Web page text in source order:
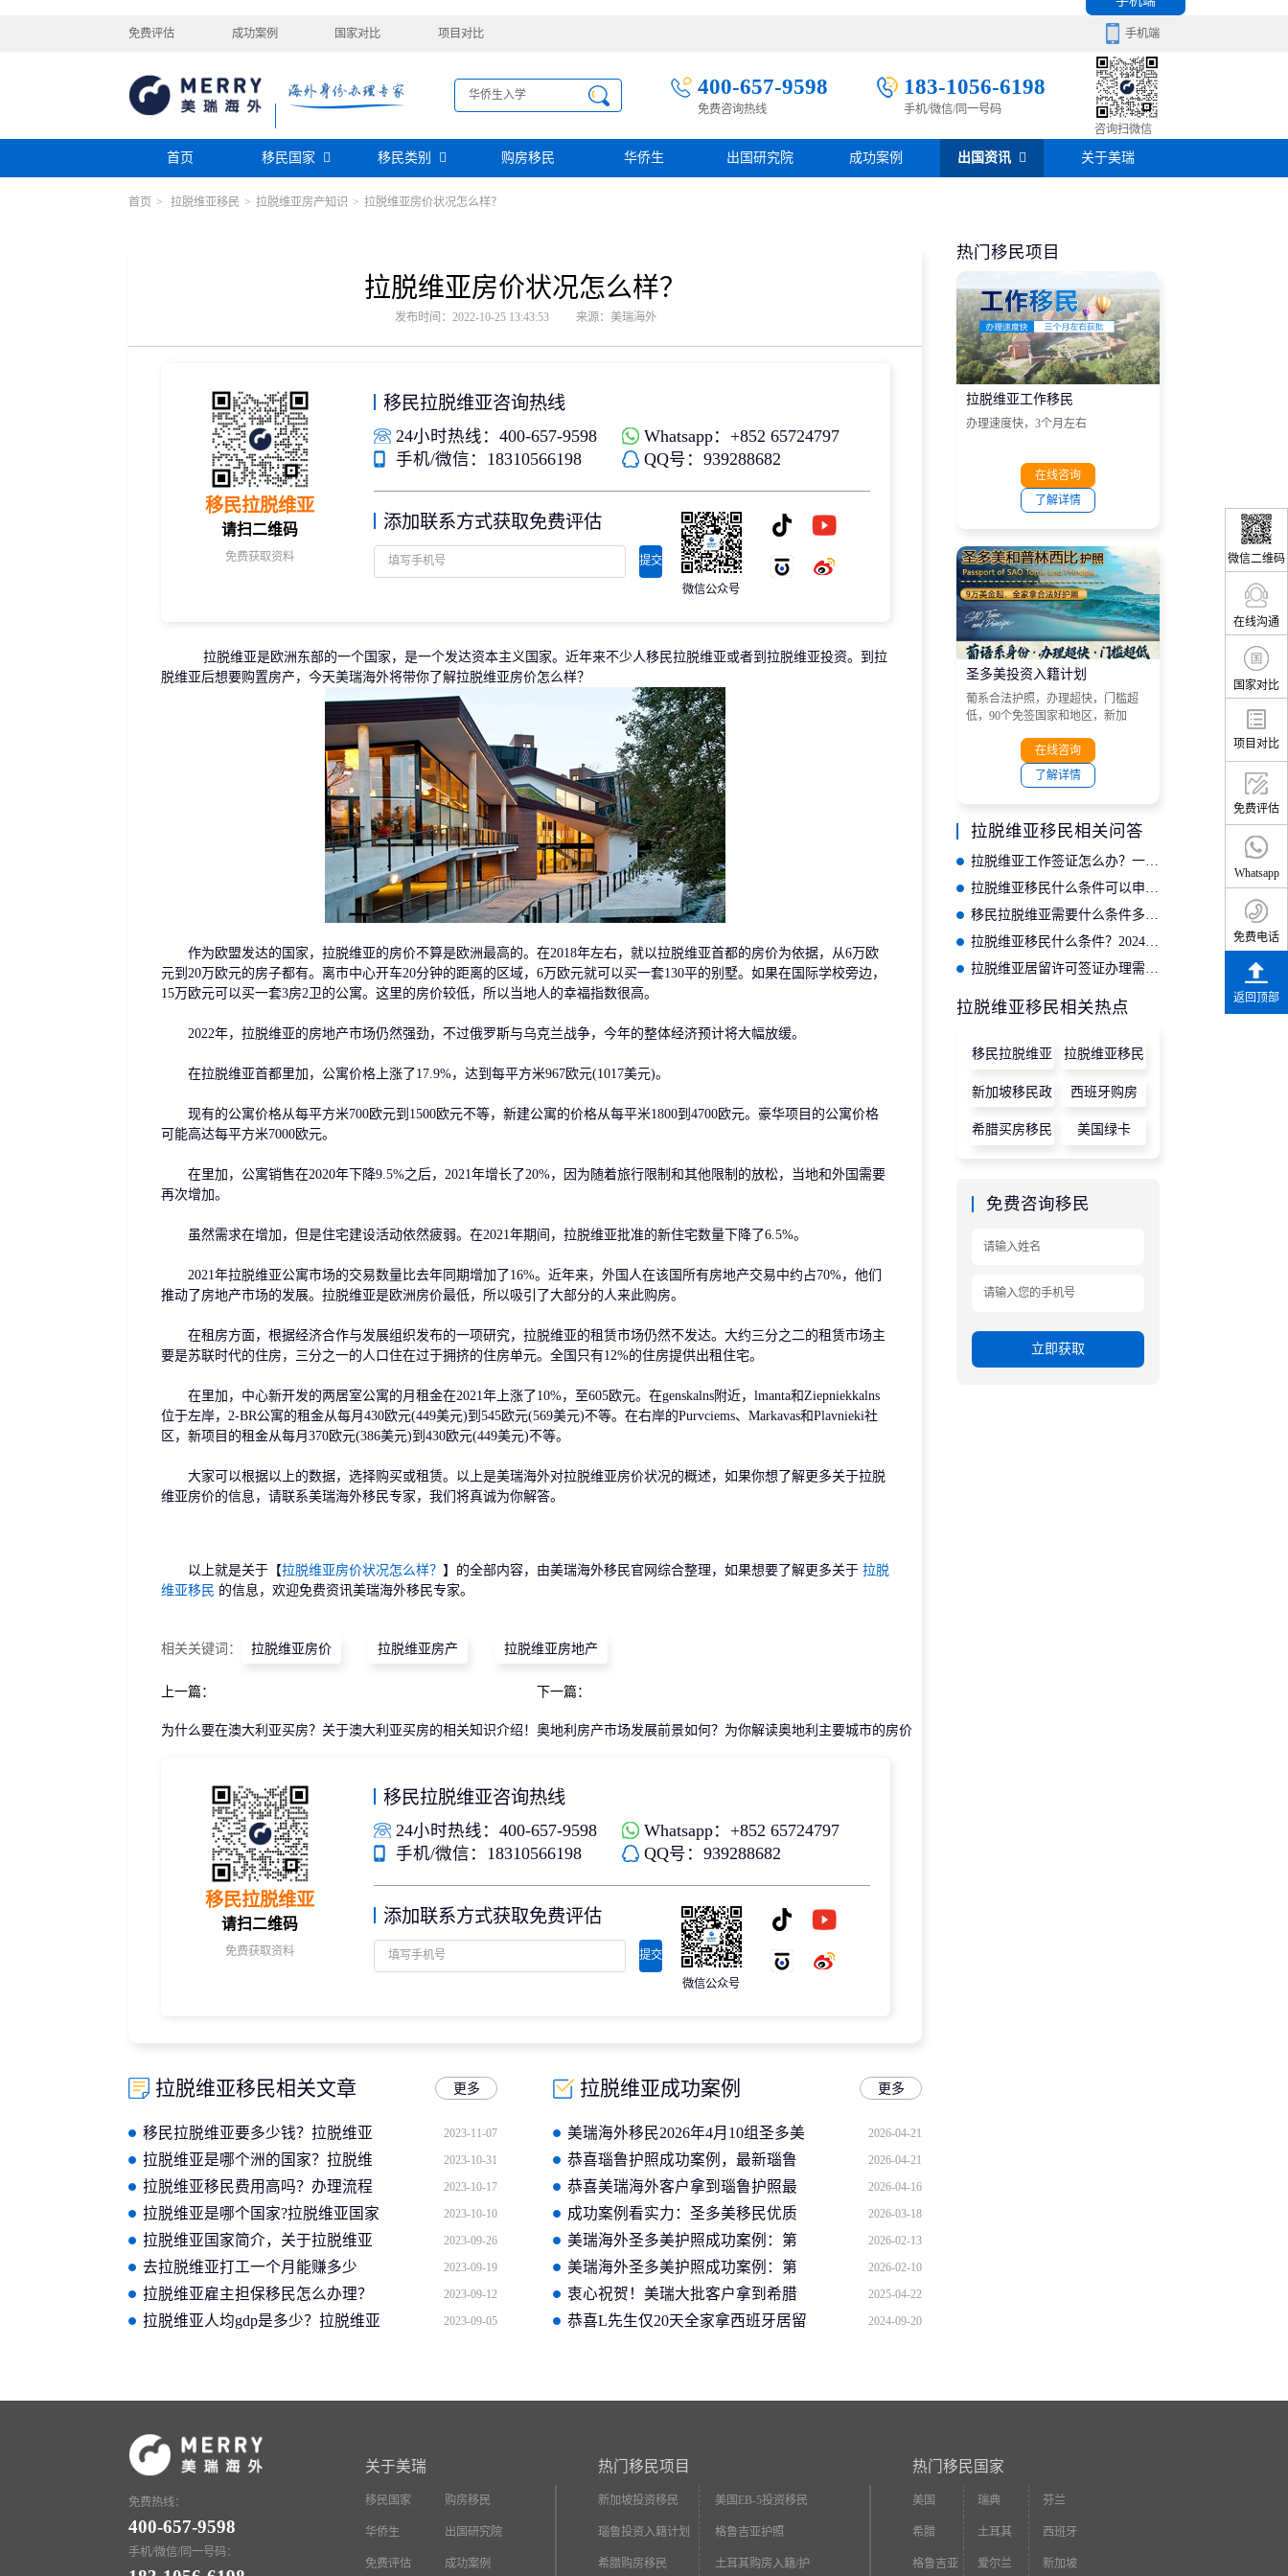
免费评估 成功案例 国家对比 项目对比 手机端
400-657-9598
免费咨询热线
183-1056-6198
手机/微信/同一号码
咨询扫微信
首页 移民国家
土耳其 西班牙
葡萄牙
黑山
塞浦路斯
澳大利亚 瑙鲁 瓦努阿图 斐济
新加坡 迪拜
中国香港
菲律宾
在线咨询
移民类别
购房移民 投资移民
新西兰投资移民
美国EB-5投资移民
塞浦路斯购房移民
护照移民
土耳其存款护照
瑙鲁投资入籍计划
格鲁吉亚护照
日本经营·管理签证
新加坡创业自雇EP
芬兰创业自雇移民
捐赠移民
葡萄牙捐赠移民
泰国精英签证
格鲁吉亚护照
圣基茨捐款护照
马耳他捐款投资护照
雇主担保
瑞典雇主担保移民
爱尔兰高管居留计划
土耳其存款护照
斐济存款退休移民
杰出人才
香港优才计划
美国EB1A杰出人才移民
澳洲186、187雇主担保移民
购房移民 华侨生 出国研究院 成功案例 出国资讯
移民百科
房产知识
移民问答
关于美瑞
首页 > 拉脱维亚移民 > 拉脱维亚房产知识 > 拉脱维亚房价状况怎么样？
拉脱维亚房价状况怎么样？
发布时间：2022-10-25 13:43:53 来源：美瑞海外
移民拉脱维亚
请扫二维码
免费获取资料
移民拉脱维亚咨询热线
24小时热线：400-657-9598
Whatsapp：+852 65724797
手机/微信：18310566198
QQ号：939288682
添加联系方式获取免费评估
提交
微信公众号
拉脱维亚是欧洲东部的一个国家，是一个发达资本主义国家。近年来不少人移民拉脱维亚或者到拉脱维亚投资。到拉
脱维亚后想要购置房产，今天美瑞海外将带你了解拉脱维亚房价怎么样？
作为欧盟发达的国家，拉脱维亚的房价不算是欧洲最高的。在2018年左右，就以拉脱维亚首都的房价为依据，从6万欧
元到20万欧元的房子都有。离市中心开车20分钟的距离的区域，6万欧元就可以买一套130平的别墅。如果在国际学校旁边，
15万欧元可以买一套3房2卫的公寓。这里的房价较低，所以当地人的幸福指数很高。
2022年，拉脱维亚的房地产市场仍然强劲，不过俄罗斯与乌克兰战争，今年的整体经济预计将大幅放缓。
在拉脱维亚首都里加，公寓价格上涨了17.9%，达到每平方米967欧元(1017美元)。
现有的公寓价格从每平方米700欧元到1500欧元不等，新建公寓的价格从每平米1800到4700欧元。豪华项目的公寓价格
可能高达每平方米7000欧元。
在里加，公寓销售在2020年下降9.5%之后，2021年增长了20%，因为随着旅行限制和其他限制的放松，当地和外国需要
再次增加。
虽然需求在增加，但是住宅建设活动依然疲弱。在2021年期间，拉脱维亚批准的新住宅数量下降了6.5%。
2021年拉脱维亚公寓市场的交易数量比去年同期增加了16%。近年来，外国人在该国所有房地产交易中约占70%，他们
推动了房地产市场的发展。拉脱维亚是欧洲房价最低，所以吸引了大部分的人来此购房。
在租房方面，根据经济合作与发展组织发布的一项研究，拉脱维亚的租赁市场仍然不发达。大约三分之二的租赁市场主
要是苏联时代的住房，三分之一的人口住在过于拥挤的住房单元。全国只有12%的住房提供出租住宅。
在里加，中心新开发的两居室公寓的月租金在2021年上涨了10%，至605欧元。在genskalns附近，lmanta和Ziepniekkalns
位于左岸，2-BR公寓的租金从每月430欧元(449美元)到545欧元(569美元)不等。在右岸的Purvciems、Markavas和Plavnieki社
区，新项目的租金从每月370欧元(386美元)到430欧元(449美元)不等。
大家可以根据以上的数据，选择购买或租赁。以上是美瑞海外对拉脱维亚房价状况的概述，如果你想了解更多关于拉脱
维亚房价的信息，请联系美瑞海外移民专家，我们将真诚为你解答。
以上就是关于【拉脱维亚房价状况怎么样？ 】的全部内容，由美瑞海外移民官网综合整理，如果想要了解更多关于 拉脱
维亚移民 的信息，欢迎免费资讯美瑞海外移民专家。
相关关键词： 拉脱维亚房价 拉脱维亚房产 拉脱维亚房地产
上一篇：
为什么要在澳大利亚买房？关于澳大利亚买房的相关知识介绍！
下一篇：
奥地利房产市场发展前景如何？为你解读奥地利主要城市的房价
移民拉脱维亚
请扫二维码
免费获取资料
移民拉脱维亚咨询热线
24小时热线：400-657-9598
Whatsapp：+852 65724797
手机/微信：18310566198
QQ号：939288682
添加联系方式获取免费评估
提交
微信公众号
拉脱维亚移民相关文章 更多
移民拉脱维亚要多少钱？拉脱维亚
工作移民所需费用和申请材料
2023-11-07
拉脱维亚是哪个洲的国家？拉脱维
亚基本情况介绍
2023-10-31
拉脱维亚移民费用高吗？办理流程
是怎样的？
2023-10-17
拉脱维亚是哪个国家?拉脱维亚国家
概况
2023-10-10
拉脱维亚国家简介，关于拉脱维亚
共和国你应了解的
2023-09-26
去拉脱维亚打工一个月能赚多少
钱？拉脱维亚的工资介绍
2023-09-19
拉脱维亚雇主担保移民怎么办理？
为何选择移民拉脱维亚？
2023-09-12
拉脱维亚人均gdp是多少？拉脱维亚
2023-09-05
拉脱维亚成功案例 更多
美瑞海外移民2026年4月10组圣多美
护照成功案例分享
2026-04-21
恭喜瑙鲁护照成功案例，最新瑙鲁
护照批准获批信
2026-04-21
恭喜美瑞海外客户拿到瑙鲁护照最
新获批信(2026年4月16日)
2026-04-16
成功案例看实力：圣多美移民优质
企业如何助客户快速拿证
2026-03-18
美瑞海外圣多美护照成功案例：第
二个中国人获批信官方截图
2026-02-13
美瑞海外圣多美护照成功案例：第
一个中国人获批信
2026-02-10
衷心祝贺！美瑞大批客户拿到希腊
永居
2025-04-22
恭喜L先生仅20天全家拿西班牙居留
2024-09-20
热门移民项目
拉脱维亚工作移民
办理速度快，3个月左右
在线咨询
了解详情
圣多美投资入籍计划
葡系合法护照，办理超快，门槛超
低，90个免签国家和地区，新加
马来西亚和非洲大部分国家等目的
在线咨询
了解详情
拉脱维亚移民相关问答
拉脱维亚工作签证怎么办？一人工作全家移民欧洲！
拉脱维亚移民什么条件？2024年拉脱维亚工作移民解读
拉脱维亚居留许可签证办理需要提交哪些资料？
拉脱维亚移民相关热点
移民拉脱维亚 拉脱维亚移民
新加坡移民政
策
西班牙购房
希腊买房移民 美国绿卡
免费咨询移民
立即获取
微信二维码
在线沟通
国家对比
项目对比
免费评估
Whatsapp
免费电话
返回顶部
免费热线：
400-657-9598
手机/微信/同一号码：
关于美瑞
移民国家 购房移民
华侨生 出国研究院
免费评估 成功案例
热门移民项目
新加坡投资移民 美国EB-5投资移民
瑙鲁投资入籍计划 格鲁吉亚护照
希腊购房移民 土耳其购房入籍/护
热门移民国家
美国 瑞典 芬兰
希腊 土耳其 西班牙
格鲁吉亚 爱尔兰 新加坡